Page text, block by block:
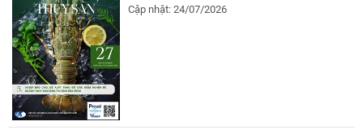
Cập nhật: 24/07/2026